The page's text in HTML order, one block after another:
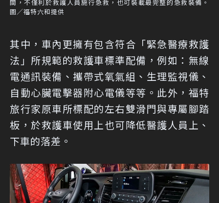
間，不僅利於救護人員施行急救，也可裝載最完整的急救裝備。
圖／福特六和提供
其中，車內更擁有包含符合「緊急醫療救護
法」所規範的救護車標準配備，例如：無線
電通訊裝備、攜帶式氧氣組、生理監視儀、
自動心臟電擊器附心電儀等等。此外，福特
旅行家原車所標配的左右雙滑門與專屬腳踏
板，於救護車使用上也可降低醫護人員上、
下車的落差。